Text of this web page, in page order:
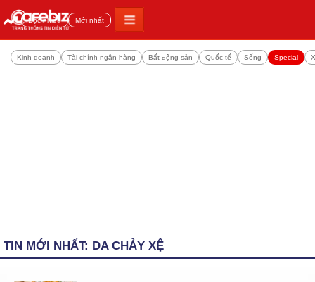
Đọc nhiều Mới nhất
Kinh doanh Tài chính ngân hàng Bất động sản Quốc tế Sống Special
TIN MỚI NHẤT: DA CHẢY XỆ